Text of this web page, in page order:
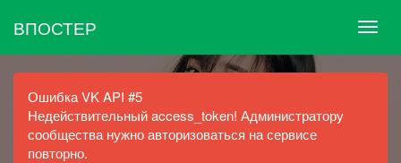
ВПОСТЕР
Ошибка VK API #5
Недействительный access_token! Администратору
сообщества нужно авторизоваться на сервисе
повторно.